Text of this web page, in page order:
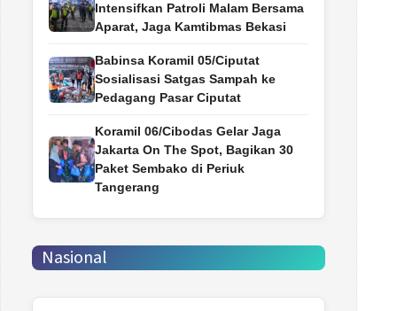
Intensifkan Patroli Malam Bersama
Aparat, Jaga Kamtibmas Bekasi
Babinsa Koramil 05/Ciputat
Sosialisasi Satgas Sampah ke
Pedagang Pasar Ciputat
Koramil 06/Cibodas Gelar Jaga
Jakarta On The Spot, Bagikan 30
Paket Sembako di Periuk
Tangerang
Nasional